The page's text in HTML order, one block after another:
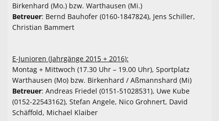
Birkenhard (Mo.) bzw. Warthausen (Mi.)
Betreuer: Bernd Bauhofer (0160-1847824), Jens Schiller,
Christian Bammert
E-Junioren (Jahrgänge 2015 + 2016):
Montag + Mittwoch (17.30 Uhr – 19.00 Uhr), Sportplatz
Warthausen (Mo) bzw. Birkenhard / Aßmannshard (Mi)
Betreuer: Andreas Friedel (0151-51028531), Uwe Kube
(0152-22543162), Stefan Angele, Nico Grohnert, David
Schäffold, Michael Klaiber